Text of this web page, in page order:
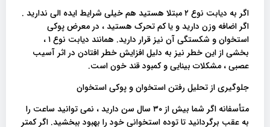
اگر به دیابت نوع ۲ مبتلا هستید هم خیلی شرایط ایده الی ندارید .
اگر اضافه وزن دارید و یا کم تحرک هستید ، در معرض پوکی
استخوان و شکستگی آن نیز قرار دارید. همانند دیابت نوع ۱ ،
بخشی از این خطر نیز به دلیل افزایش خطر افتادن در اثر آسیب
عصبی ، مشکلات بینایی و کمبود قند خون است.
جلوگیری از تحلیل رفتن استخوان و پوکی استخوان
متأسفانه اگر شما بیش از ۳۰ سال سن دارید ، نمی توانید ساعت را
به عقب برگردانید تا توده استخوانی خود را بهبود ببخشید. اگر کمتر